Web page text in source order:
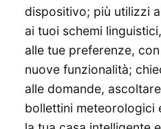
dispositivo; più utilizzi
ai tuoi schemi
alle tue preferenze,
nuove funzionalità;
alle domande,
bollettini meteorologici